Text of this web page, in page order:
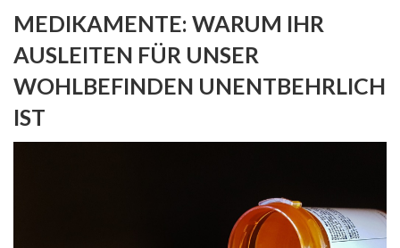
MEDIKAMENTE: WARUM IHR
AUSLEITEN FÜR UNSER
WOHLBEFINDEN UNENTBEHRLICH
IST